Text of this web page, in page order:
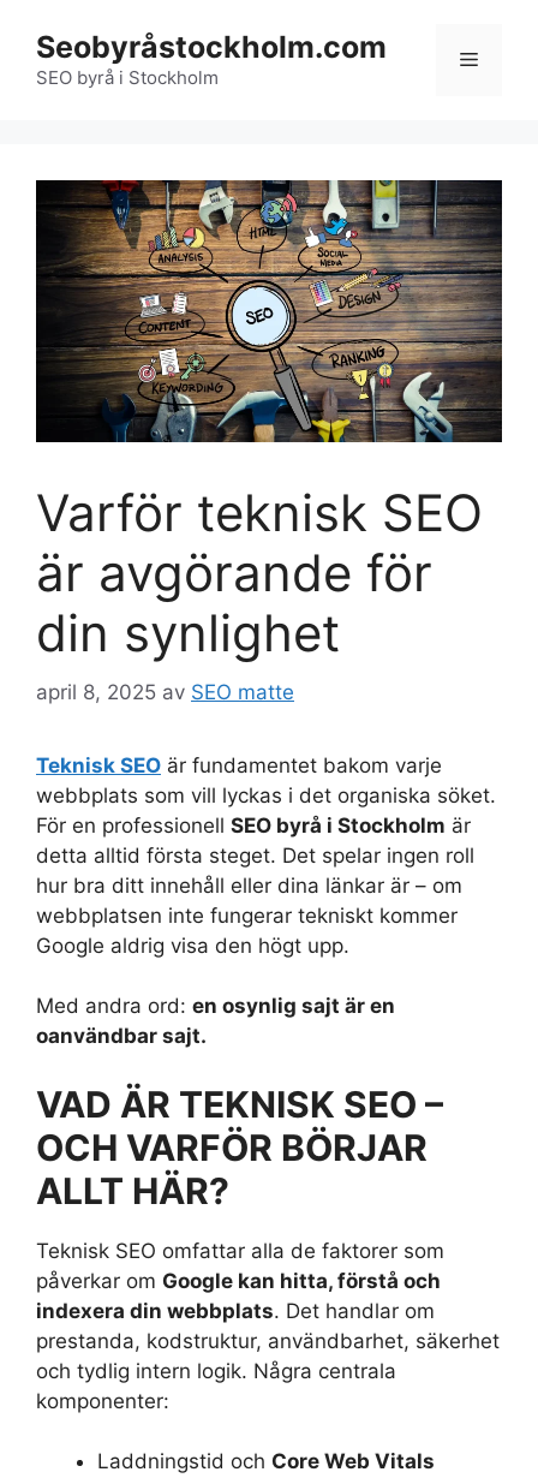
innehåll
Seobyråstockholm.com
SEO byrå i Stockholm
Meny
Varför teknisk SEO
är avgörande för
din synlighet
april 8, 2025 av SEO matte
Teknisk SEO är fundamentet bakom varje
webbplats som vill lyckas i det organiska söket.
För en professionell SEO byrå i Stockholm är
detta alltid första steget. Det spelar ingen roll
hur bra ditt innehåll eller dina länkar är – om
webbplatsen inte fungerar tekniskt kommer
Google aldrig visa den högt upp.
Med andra ord: en osynlig sajt är en
oanvändbar sajt.
VAD ÄR TEKNISK SEO –
OCH VARFÖR BÖRJAR
ALLT HÄR?
Teknisk SEO omfattar alla de faktorer som
påverkar om Google kan hitta, förstå och
indexera din webbplats. Det handlar om
prestanda, kodstruktur, användbarhet, säkerhet
och tydlig intern logik. Några centrala
komponenter:
Laddningstid och Core Web Vitals